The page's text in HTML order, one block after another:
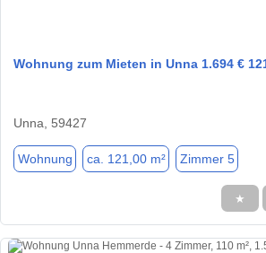
Wohnung zum Mieten in Unna 1.694 €
Unna, 59427
Wohnung ca. 121,00 m² Zimmer 5
★